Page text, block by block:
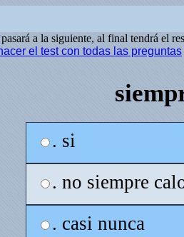
a la siguiente, al final tendrá el
el test con todas las preguntas
. si
. no siempre
. casi nunca